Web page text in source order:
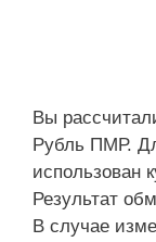
Вы
Рубль ПМР.
использован
Результат
В случае